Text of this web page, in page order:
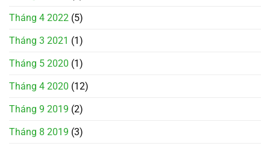
Tháng 4 2022 (5)
Tháng 3 2021 (1)
Tháng 5 2020 (1)
Tháng 4 2020 (12)
Tháng 9 2019 (2)
Tháng 8 2019 (3)